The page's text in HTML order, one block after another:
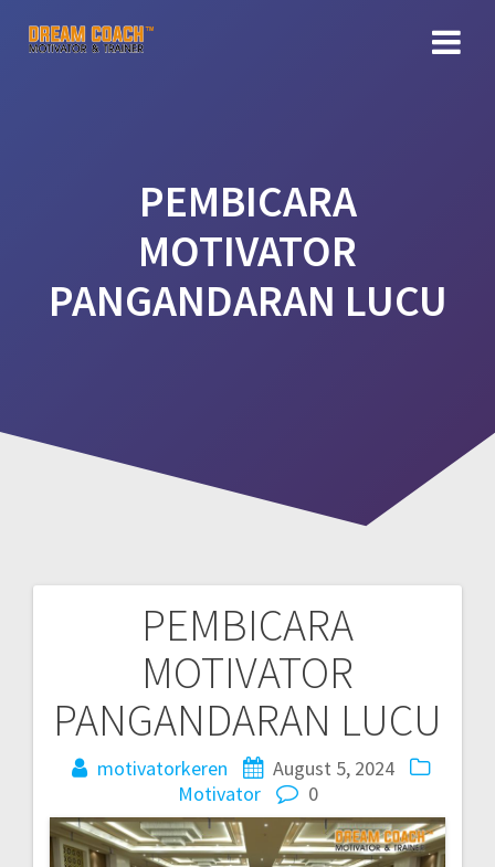
PEMBICARA
MOTIVATOR
PANGANDARAN LUCU
PEMBICARA
MOTIVATOR
PANGANDARAN LUCU
motivatorkeren
August 5, 2024
Motivator
0
navigation